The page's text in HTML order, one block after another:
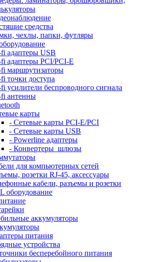
средства
чехлы, папки, футляры
адаптеры USB
адаптеры PCI/PCI-E
маршрутизаторы
точки доступа
усилители беспроводного сигнала
антенны
карты
- Сетевые карты PCI-E/PCI
- Сетевые карты USB
- Powerline адаптеры
- Конвертеры_шлюзы
для компьютерных сетей
розетки RJ-45, аксессуары
кабели, разъемы и розетки
оборудование
аккумуляторы
питания
устройства
бесперебойного питания